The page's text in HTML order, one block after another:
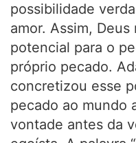
possibilidade
amor. Assim,
potencial para o
próprio pecado.
concretizou esse
pecado ao mundo
vontade antes da